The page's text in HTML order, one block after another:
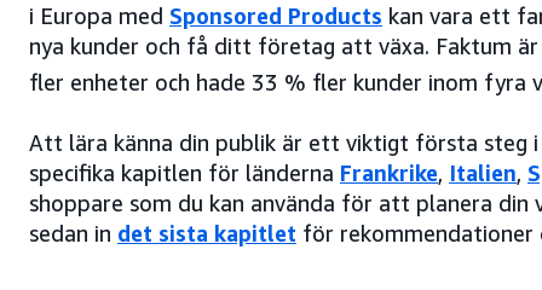
i Europa med Sponsored Products kan vara ett
nya kunder och få ditt företag att växa. Faktum
fler enheter och hade 33 % fler kunder inom fyra
Att lära känna din publik är ett viktigt första steg i
specifika kapitlen för länderna Frankrike, Italien,
shoppare som du kan använda för att planera
sedan in det sista kapitlet för rekommendationer